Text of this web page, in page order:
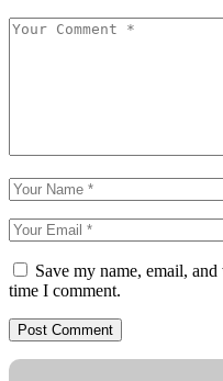
Save my name, email,
time I comment.